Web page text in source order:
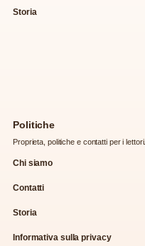
Storia
Politiche
Proprieta, politiche e contatti per i lettori.
Chi siamo
Contatti
Storia
Informativa sulla privacy